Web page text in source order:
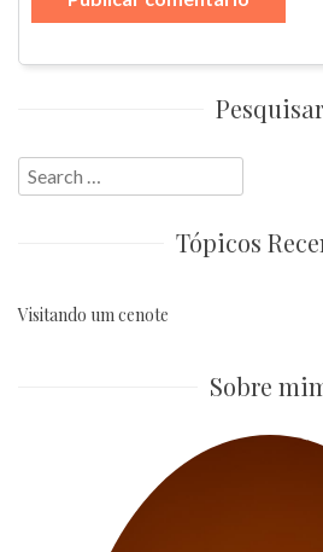
Pesquisar
Search
for:
Tópicos
Visitando um cenote
Sobre